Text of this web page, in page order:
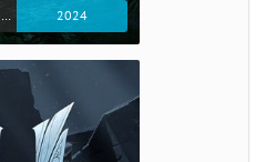
Приключения / Экшен / Ролевые 2024